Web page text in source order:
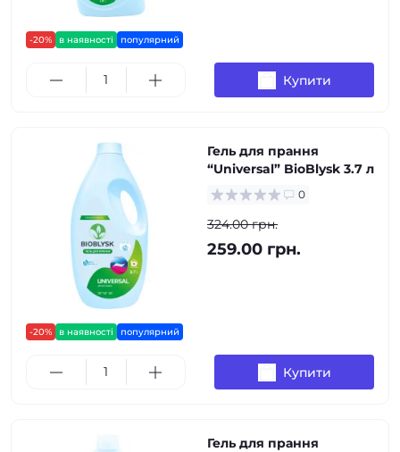
-20% в наявності популярний
Купити
-20% в наявності популярний
Гель для прання
“Universal” BioBlysk 3.7 л
0
324.00 грн.
259.00 грн.
Купити
Гель для прання